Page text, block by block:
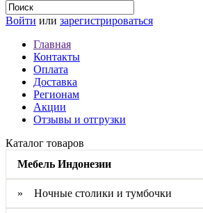
Войти или зарегистрироваться
Главная
Контакты
Оплата
Доставка
Регионам
Акции
Отзывы и отгрузки
Каталог товаров
Мебель Индонезии
» Ночные столики и тумбочки